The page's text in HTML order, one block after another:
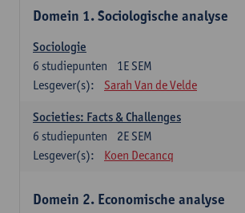
Domein 1. Sociologische analyse
Sociologie
1E SEM
6 studiepunten
Lesgever(s):
Sarah Van de Velde
Societies: Facts & Challenges
2E SEM
6 studiepunten
Lesgever(s):
Koen Decancq
Domein 2. Economische analyse